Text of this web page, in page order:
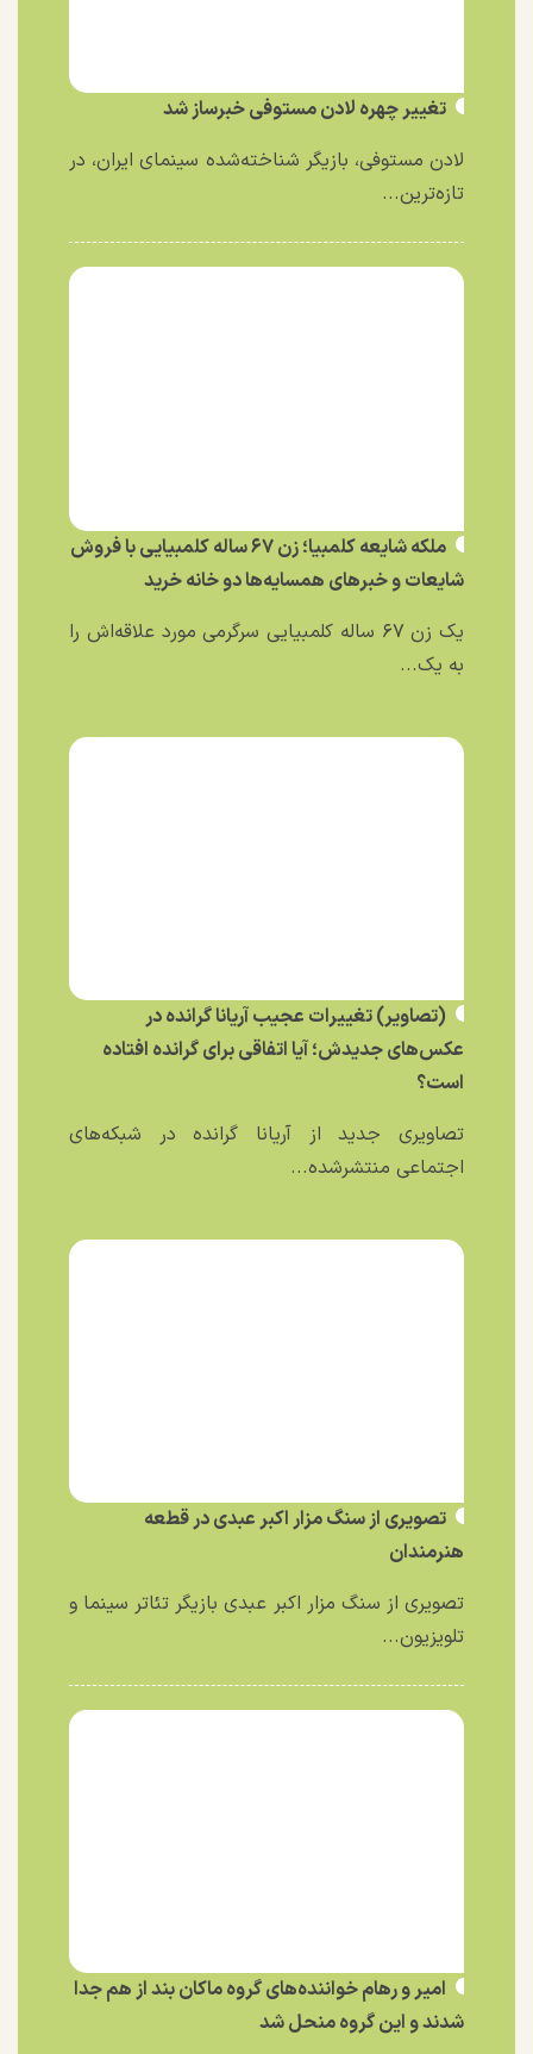
تغییر چهره لادن مستوفی خبرساز شد
لادن مستوفی، بازیگر شناخته‌شده سینمای ایران، در
تازه‌ترین...
ملکه شایعه کلمبیا؛ زن ۶۷ ساله کلمبیایی با فروش
شایعات و خبر‌های همسایه‌ها دو خانه خرید
یک زن ۶۷ ساله کلمبیایی سرگرمی مورد علاقه‌اش را
به یک...
(تصاویر) تغییرات عجیب آریانا گرانده در
عکس‌های جدیدش؛ آیا اتفاقی برای گرانده افتاده
است؟
تصاویری جدید از آریانا گرانده در شبکه‌های
اجتماعی منتشرشده...
تصویری از سنگ مزار اکبر عبدی در قطعه
هنرمندان
تصویری از سنگ مزار اکبر عبدی بازیگر تئاتر سینما و
تلویزیون...
امیر و رهام خواننده‌های گروه ماکان بند از هم جدا
شدند و این گروه منحل شد